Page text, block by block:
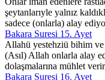
şeytanlarıyle yalnız
sadece (onlarla) alay
Bakara Suresi 15. Ayet
Allahü yestehziü bihim
(Asıl) Allah onlarla alay
dolaşmalarına mühlet
Bakara Suresi 16. Ayet